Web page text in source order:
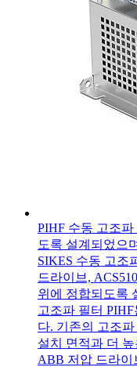
PIHF 수동 고조
도록 설계되었으
SIKES 수동 고조
드라이브,
위에 정합되도록
고조파 필터
다. 기존의 고조
설치 면적과 더
ABB 저압 드라이